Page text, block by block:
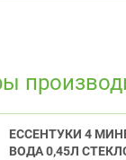
ЕССЕНТУКИ 4
ВОДА 0,45Л